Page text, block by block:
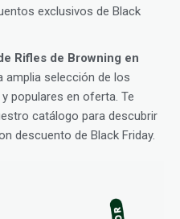
exclusivos de Black
Rifles de Browning en
amplia selección de los
populares en oferta. Te
catálogo para descubrir
descuento de Black Friday.